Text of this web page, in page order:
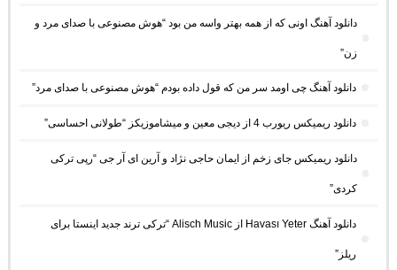
دانلود آهنگ اونی که از همه بهتر واسه من بود “هوش مصنوعی با صدای مرد و
زن”
دانلود آهنگ چی اومد سر من که قول داده بودم “هوش مصنوعی با صدای مرد”
دانلود ریمیکس ریورب 4 از دیجی معین و میشاموزیکز “طولانی احساسی”
دانلود ریمیکس جای زخم از ایمان حاجی نژاد و آرین ای آر جی “رپی ترکی
کردی”
دانلود آهنگ Havası Yeter از Alisch Music “ترکی ترند جدید اینستا برای
ریلز”